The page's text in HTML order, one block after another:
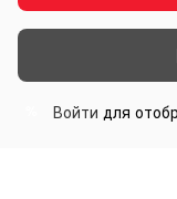
Войти для